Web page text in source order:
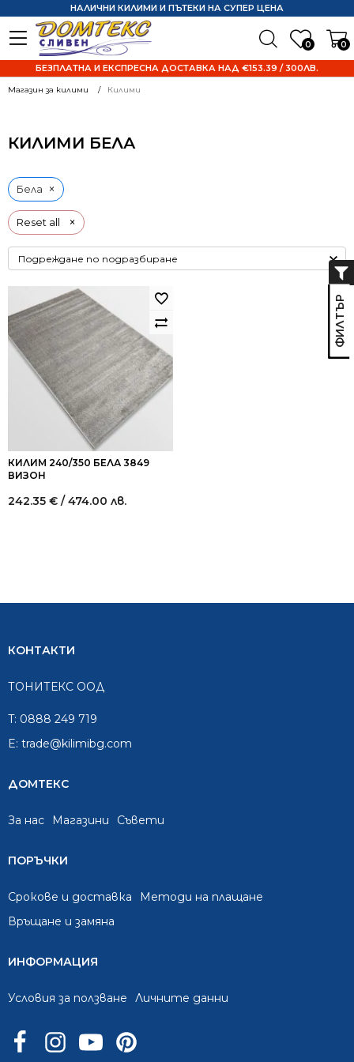
0 0
НАЛИЧНИ КИЛИМИ И ПЪТЕКИ НА СУПЕР ЦЕНА
БЕЗПЛАТНА И ЕКСПРЕСНА ДОСТАВКА НАД €153.39 / 300ЛВ.
Магазин за килими Килими
КИЛИМИ БЕЛА
Reset all ×
Бела ×
КИЛИМ 240/350 БЕЛА 3849
ВИЗОН
242.35 € / 474.00 лв.
КОНТАКТИ
ТОНИТЕКС ООД
T: 0888 249 719
E: trade@kilimibg.com
ДОМТЕКС
За нас Mагазини Съвети
ПОРЪЧКИ
Срокове и доставка
Методи на плащане
Връщане и замяна
ИНФОРМАЦИЯ
Условия за ползване Личните данни